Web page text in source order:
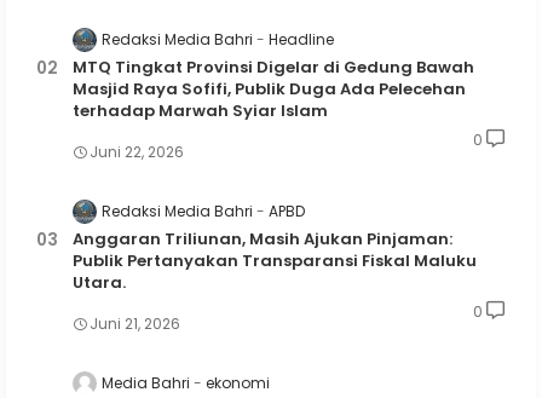
Redaksi Media Bahri Headline
MTQ Tingkat Provinsi Digelar di Gedung Bawah
Masjid Raya Sofifi, Publik Duga Ada Pelecehan
terhadap Marwah Syiar Islam
Juni 22, 2026
0
Redaksi Media Bahri APBD
Anggaran Triliunan, Masih Ajukan Pinjaman:
Publik Pertanyakan Transparansi Fiskal Maluku
Utara.
Juni 21, 2026
0
Media Bahri ekonomi